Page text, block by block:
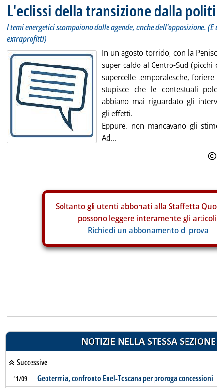
L'eclissi della transizione dalla
I temi energetici scompaiono dalle agende, anche dell'opposizione. (E
extraprofitti)
In un agosto torrido, con la
super caldo al Centro-Sud
supercelle temporalesche,
stupisce che le contestuali
abbiano mai riguardato gli
gli effetti.
Eppure, non mancavano gli
Ad...
Soltanto gli utenti abbonati alla Staffetta
possono leggere interamente gli
Richiedi un abbonamento di prova
NOTIZIE NELLA STESSA SEZIONE
Successive
11/09 Geotermia, confronto Enel-Toscana per proroga concessioni